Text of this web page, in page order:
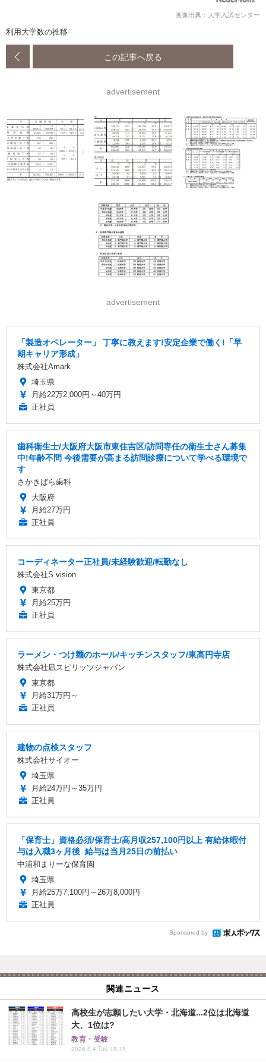
画像出典：大学入試センター
利用大学数の推移
この記事へ戻る
advertisement
advertisement
「製造オペレーター」 丁寧に教えます!安定企業で働く!「早
期キャリア形成」
株式会社Amark
埼玉県
月給22万2,000円～40万円
正社員
歯科衛生士/大阪府大阪市東住吉区/訪問専任の衛生士さん募集
中!年齢不問 今後需要が高まる訪問診療について学べる環境で
す
さかきばら歯科
大阪府
月給27万円
正社員
コーディネーター正社員/未経験歓迎/転勤なし
株式会社S.vision
東京都
月給25万円
正社員
ラーメン・つけ麺のホール/キッチンスタッフ/東高円寺店
株式会社凪スピリッツジャパン
東京都
月給31万円～
正社員
建物の点検スタッフ
株式会社サイオー
埼玉県
月給24万円～35万円
正社員
「保育士」資格必須/保育士/️高月収257,100円以上 ️有給休暇付
与は入職3ヶ月後 ️ 給与は当月25日の前払い
中浦和まりーな保育園
埼玉県
月給25万7,100円～26万8,000円
正社員
Sponsored by
関連ニュース
高校生が志願したい大学・北海道...2位は北海道
大、1位は?
教育・受験
2026.8.4 Tue 18:15